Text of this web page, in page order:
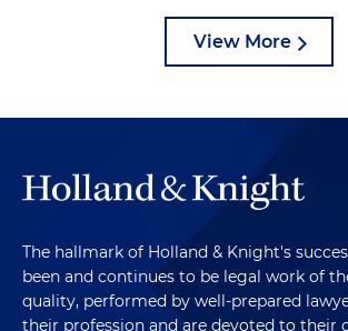
View More
The hallmark of Holland & Knight's
been and continues to be legal work of
quality, performed by well-prepared
their profession and are devoted to their